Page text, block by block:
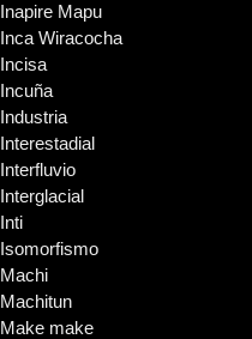
Inapire Mapu
Inca Wiracocha
Incisa
Incuña
Industria
Interestadial
Interfluvio
Interglacial
Inti
Isomorfismo
Machi
Machitun
Make make